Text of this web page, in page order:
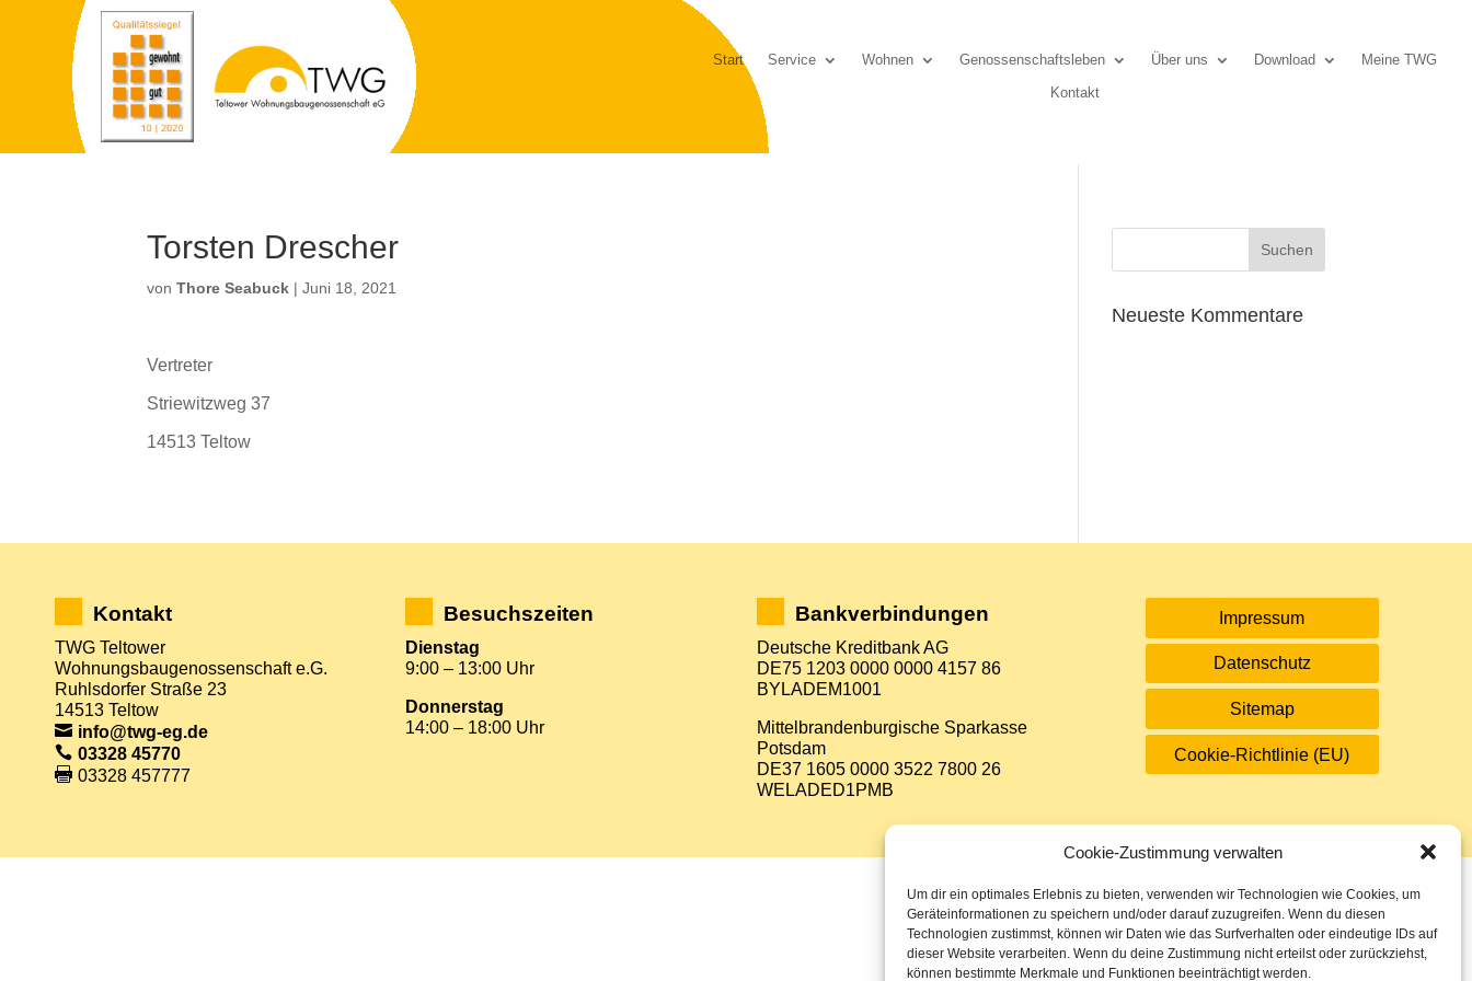
Cookie-Zustimmung verwalten
Um dir ein optimales Erlebnis zu bieten, verwenden wir Technologien wie Cookies, um
Geräteinformationen zu speichern und/oder darauf zuzugreifen. Wenn du diesen
Technologien zustimmst, können wir Daten wie das Surfverhalten oder eindeutige IDs auf
dieser Website verarbeiten. Wenn du deine Zustimmung nicht erteilst oder zurückziehst,
können bestimmte Merkmale und Funktionen beeinträchtigt werden.
Start Service Wohnen Genossenschaftsleben Über uns Download Meine TWG
Kontakt
Torsten Drescher
vonThore Seabuck |Juni 18, 2021
Vertreter
Striewitzweg 37
14513 Teltow
Neueste Kommentare
Kontakt
TWG Teltower
Wohnungsbaugenossenschaft e.G.
Ruhlsdorfer Straße 23
14513 Teltow
info@twg-eg.de
03328 45770
03328 457777
Besuchszeiten
Dienstag
9:00 – 13:00 Uhr
Donnerstag
14:00 – 18:00 Uhr
Bankverbindungen
Deutsche Kreditbank AG
DE75 1203 0000 0000 4157 86
BYLADEM1001
Mittelbrandenburgische Sparkasse
Potsdam
DE37 1605 0000 3522 7800 26
WELADED1PMB
Impressum
Datenschutz
Sitemap
Cookie-Richtlinie (EU)